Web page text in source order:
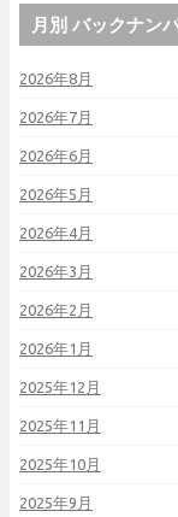
月別 バックナン
2026年8月
2026年7月
2026年6月
2026年5月
2026年4月
2026年3月
2026年2月
2026年1月
2025年12月
2025年11月
2025年10月
2025年9月